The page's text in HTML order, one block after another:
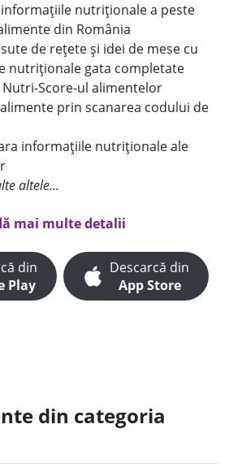
informațiile nutriționale a peste
din România
de rețete și idei de mese cu
nutriționale gata completate
Nutri-Score-ul alimentelor
prin scanarea codului de
informațiile nutriționale ale
altele...
mai multe detalii
din
Play
Descarcă din
App Store
din categoria